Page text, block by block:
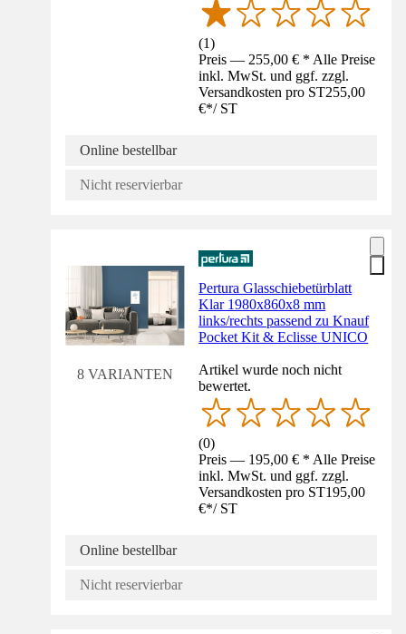
(1)
Preis — 255,00 € * Alle Preise
inkl. MwSt. und ggf. zzgl.
Versandkosten pro ST255,00
€*/ ST
Online bestellbar
Nicht reservierbar
8 VARIANTEN
Pertura Glasschiebetürblatt
Klar 1980x860x8 mm
links/rechts passend zu Knauf
Pocket Kit & Eclisse UNICO
Artikel wurde noch nicht
bewertet.
(0)
Preis — 195,00 € * Alle Preise
inkl. MwSt. und ggf. zzgl.
Versandkosten pro ST195,00
€*/ ST
Online bestellbar
Nicht reservierbar